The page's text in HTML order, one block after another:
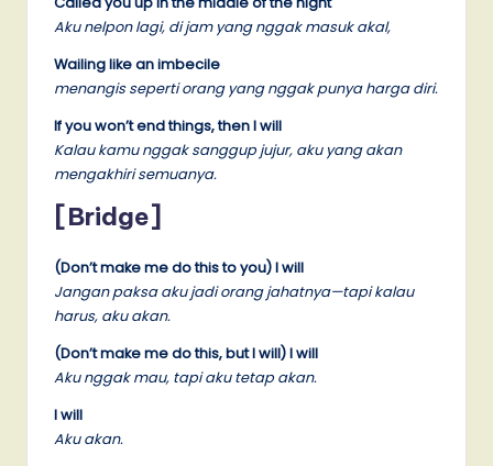
Aku nelpon lagi, di jam yang nggak masuk akal,
Wailing like an imbecile
menangis seperti orang yang nggak punya harga diri.
If you won’t end things, then I will
Kalau kamu nggak sanggup jujur, aku yang akan
mengakhiri semuanya.
[Bridge]
(Don’t make me do this to you) I will
Jangan paksa aku jadi orang jahatnya—tapi kalau
harus, aku akan.
(Don’t make me do this, but I will) I will
Aku nggak mau, tapi aku tetap akan.
I will
Aku akan.